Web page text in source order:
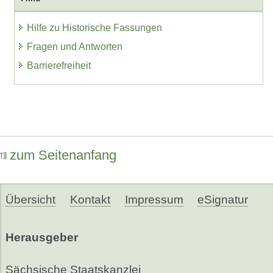
Hilfe zu Historische Fassungen
Fragen und Antworten
Barrierefreiheit
zum Seitenanfang
Übersicht Kontakt Impressum eSignatur
Herausgeber
Sächsische Staatskanzlei